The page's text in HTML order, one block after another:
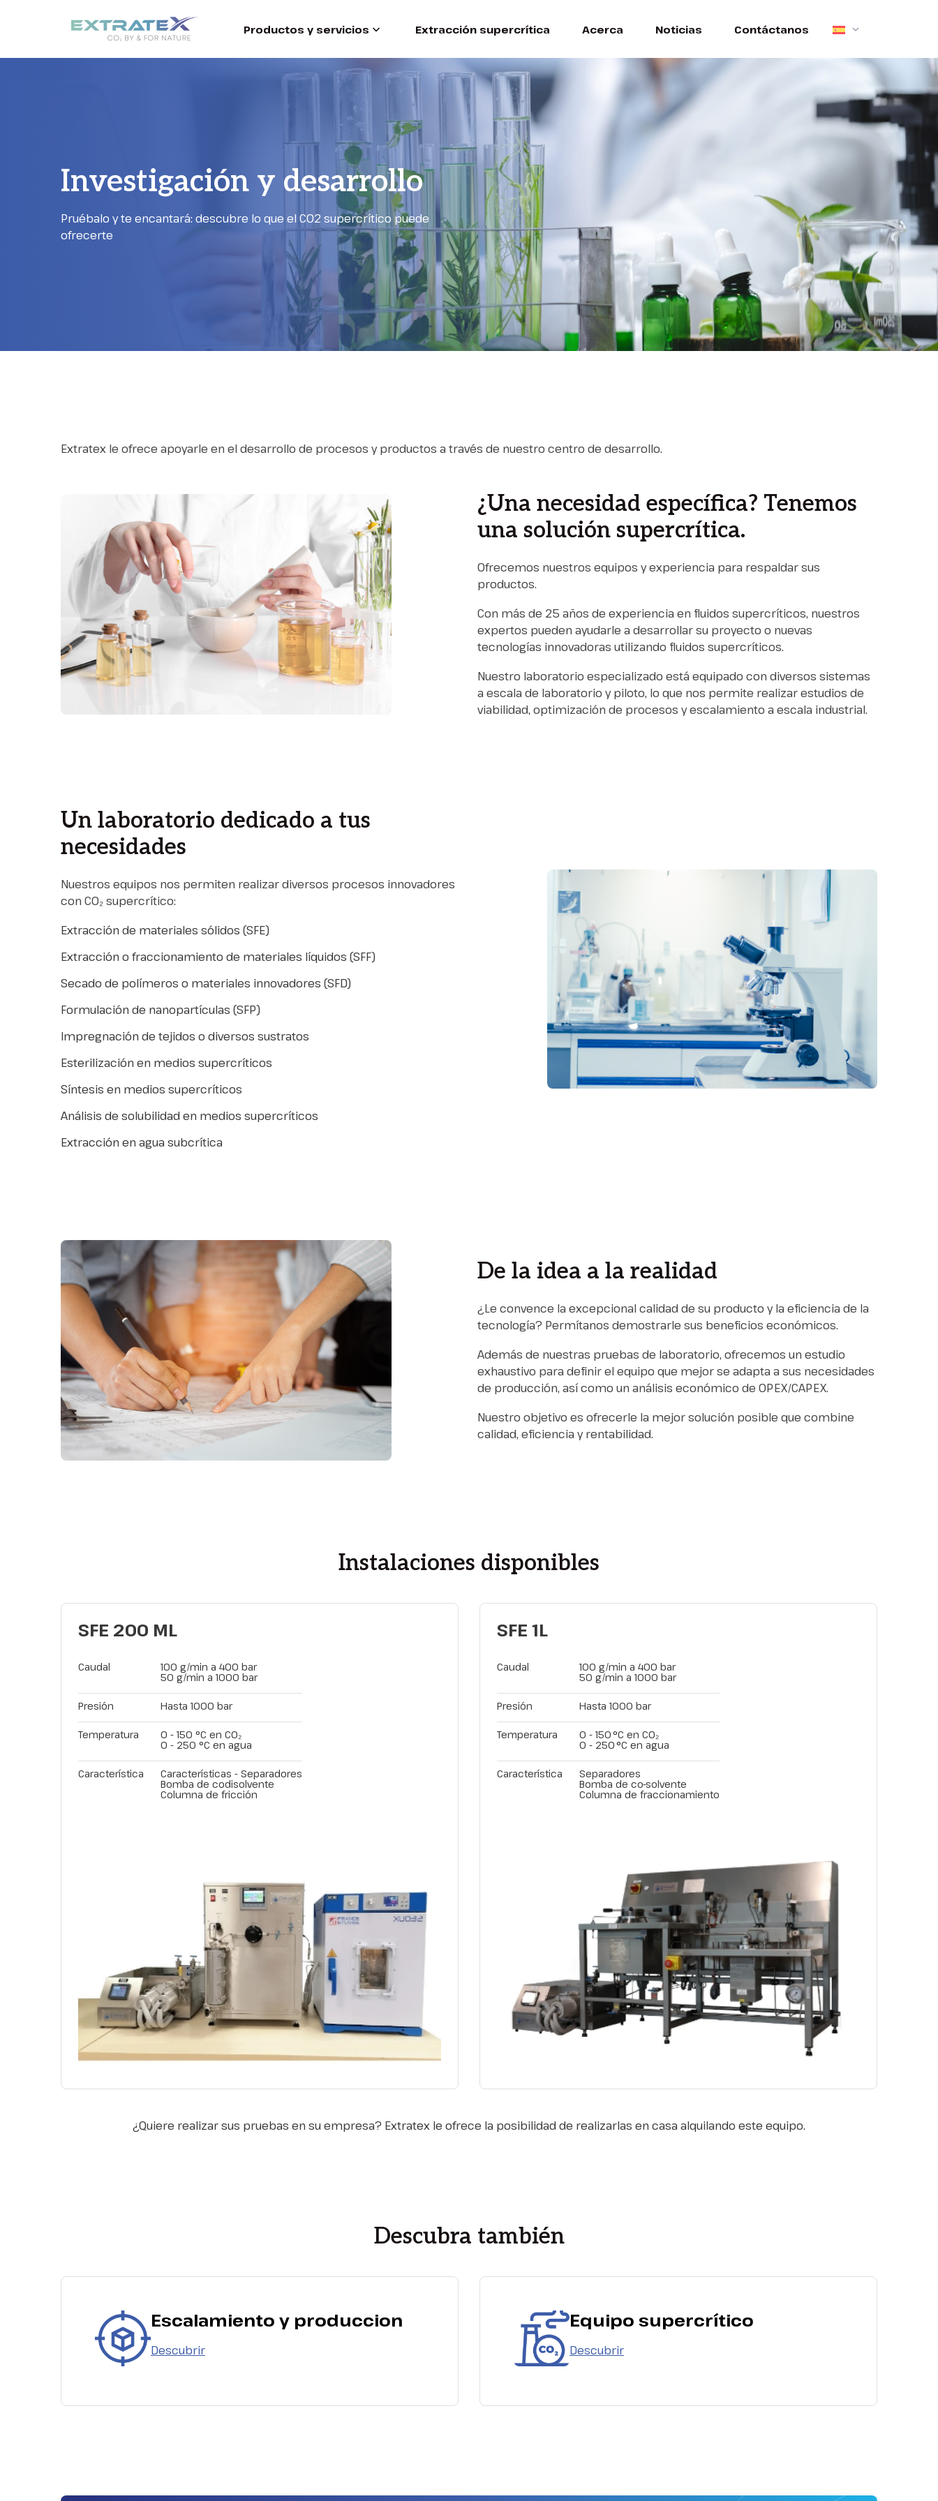
Productos y servicios Extracción supercrítica Acerca Noticias Contáctanos
Investigación y desarrollo
Pruébalo y te encantará: descubre lo que el CO2 supercrítico puede
ofrecerte
Extratex le ofrece apoyarle en el desarrollo de procesos y productos a través de nuestro centro de desarrollo.
¿Una necesidad específica? Tenemos
una solución supercrítica.
Ofrecemos nuestros equipos y experiencia para respaldar sus
productos.
Con más de 25 años de experiencia en fluidos supercríticos, nuestros
expertos pueden ayudarle a desarrollar su proyecto o nuevas
tecnologías innovadoras utilizando fluidos supercríticos.
Nuestro laboratorio especializado está equipado con diversos sistemas
a escala de laboratorio y piloto, lo que nos permite realizar estudios de
viabilidad, optimización de procesos y escalamiento a escala industrial.
Un laboratorio dedicado a tus
necesidades
Nuestros equipos nos permiten realizar diversos procesos innovadores
con CO₂ supercrítico:
Extracción de materiales sólidos (SFE)
Extracción o fraccionamiento de materiales líquidos (SFF)
Secado de polímeros o materiales innovadores (SFD)
Formulación de nanopartículas (SFP)
Impregnación de tejidos o diversos sustratos
Esterilización en medios supercríticos
Síntesis en medios supercríticos
Análisis de solubilidad en medios supercríticos
Extracción en agua subcrítica
De la idea a la realidad
¿Le convence la excepcional calidad de su producto y la eficiencia de la
tecnología? Permítanos demostrarle sus beneficios económicos.
Además de nuestras pruebas de laboratorio, ofrecemos un estudio
exhaustivo para definir el equipo que mejor se adapta a sus necesidades
de producción, así como un análisis económico de OPEX/CAPEX.
Nuestro objetivo es ofrecerle la mejor solución posible que combine
calidad, eficiencia y rentabilidad.
Instalaciones disponibles
SFE 200 ML
Caudal 100 g/min a 400 bar
50 g/min a 1000 bar
Presión Hasta 1000 bar
Temperatura 0 - 150 °C en CO₂
0 - 250 °C en agua
Característica Características - Separadores
Bomba de codisolvente
Columna de fricción
SFE 1L
Caudal 100 g/min a 400 bar
50 g/min a 1000 bar
Presión Hasta 1000 bar
Temperatura 0 - 150 °C en CO₂
0 - 250 °C en agua
Característica Separadores
Bomba de co-solvente
Columna de fraccionamiento
¿Quiere realizar sus pruebas en su empresa? Extratex le ofrece la posibilidad de realizarlas en casa alquilando este equipo.
Descubra también
Escalamiento y produccion
Descubrir
Equipo supercrítico
Descubrir